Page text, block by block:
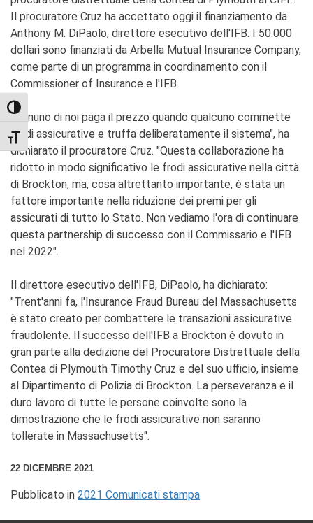
TOGGLE HIGH CONTRAST
TOGGLE FONT SIZE
Il procuratore Cruz ha accettato oggi il finanziamento da
Anthony M. DiPaolo, direttore esecutivo dell'IFB. I 50.000
dollari sono finanziati da Arbella Mutual Insurance Company,
come parte di un programma in coordinamento con il
Commissioner of Insurance e l'IFB.
"Ognuno di noi paga il prezzo quando qualcuno commette
frodi assicurative e truffa deliberatamente il sistema", ha
dichiarato il procuratore Cruz. "Questa collaborazione ha
ridotto in modo significativo le frodi assicurative nella città
di Brockton, ma, cosa altrettanto importante, è stata un
fattore importante nella riduzione dei premi per gli
assicurati di tutto lo Stato. Non vediamo l'ora di continuare
questa partnership di successo con il Commissario e l'IFB
nel 2022".
Il direttore esecutivo dell'IFB, DiPaolo, ha dichiarato:
"Trent'anni fa, l'Insurance Fraud Bureau del Massachusetts
è stato creato per combattere le transazioni assicurative
fraudolente. Il successo dell'IFB a Brockton è dovuto in
gran parte alla dedizione del Procuratore Distrettuale della
Contea di Plymouth Timothy Cruz e del suo ufficio, insieme
al Dipartimento di Polizia di Brockton. La perseveranza e il
duro lavoro di tutte le persone coinvolte sono la
dimostrazione che le frodi assicurative non saranno
tollerate in Massachusetts".
22 DICEMBRE 2021
Pubblicato in 2021 Comunicati stampa